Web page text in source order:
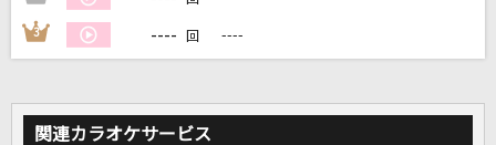
3 ---- 回 ----
関連カラオケサービス